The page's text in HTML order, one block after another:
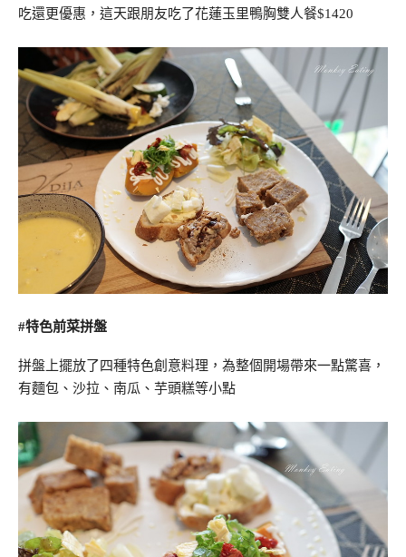
吃還更優惠，這天跟朋友吃了花蓮玉里鴨胸雙人餐$1420
#特色前菜拼盤
拼盤上擺放了四種特色創意料理，為整個開場帶來一點驚喜，
有麵包、沙拉、南瓜、芋頭糕等小點